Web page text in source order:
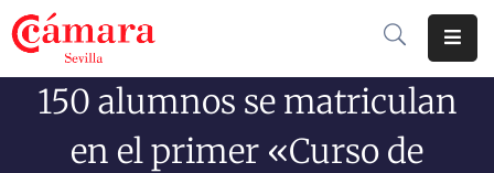
Cámara
Comercio
150 alumnos se matriculan
en el primer «Curso de